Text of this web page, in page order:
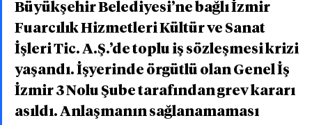
Büyükşehir Belediyesi’ne bağlı İzmir
Fuarcılık Hizmetleri Kültür ve Sanat
İşleri Tic. A.Ş.’de toplu iş sözleşmesi krizi
yaşandı. İşyerinde örgütlü olan Genel İş
İzmir 3 Nolu Şube tarafından grev kararı
asıldı. Anlaşmanın sağlanamaması